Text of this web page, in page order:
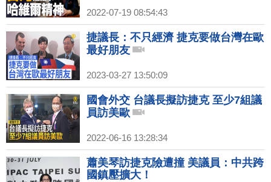
2022-07-19 08:54:43
捷議長：不只經濟 捷克要做台灣在歐
最好朋友
2023-03-27 13:50:09
國會外交 台議長擬訪捷克 至少7組議
員訪美歐
2022-06-16 13:28:34
蕭美琴訪捷克險遭撞 美議員：中共跨
國鎮壓擴大！